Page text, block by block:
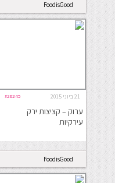
FoodisGood
21 ביוני 2015 #26245
ערוק – קציצות ירק
עירקיות
FoodisGood